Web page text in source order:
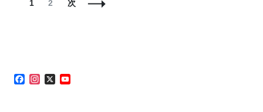
投
ョ
固
1
固
2 次
Facebook
Instagram
X